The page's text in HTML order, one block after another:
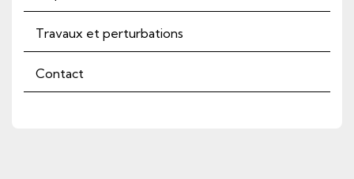
Travaux et perturbations
Contact